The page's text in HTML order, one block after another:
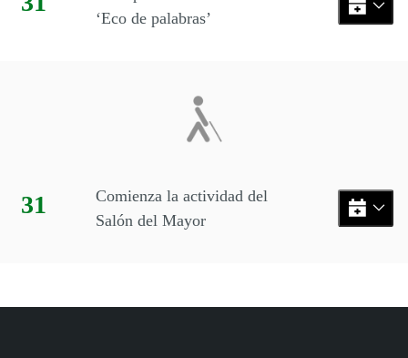
‘Eco de palabras’
Día:
31
Comienza la actividad del
Salón del Mayor